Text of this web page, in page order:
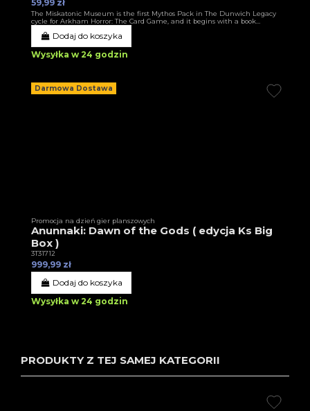
59,99 zł
The Miskatonic Museum is the first Mythos Pack in The Dunwich Legacy
cycle for Arkham Horror: The Card Game, and it begins with a book…
Dodaj do koszyka
Wysyłka w 24 godzin
Darmowa Dostawa
Promocja na dzień gier planszowych
Anunnaki: Dawn of the Gods ( edycja Ks Big
Box )
3T31712
999,99 zł
Dodaj do koszyka
Wysyłka w 24 godzin
PRODUKTY Z TEJ SAMEJ KATEGORII